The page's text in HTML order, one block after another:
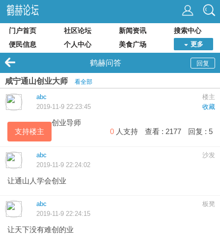
门户首页 社区论坛 新闻资讯
搜索中心
便民信息
个人中心 美食广场 更多
回复
鹤赫问答
咸宁通山创业大师 看全部
楼主
abc
收藏
2019-11-9 22:23:45
创业导师
支持楼主
0 人支持 查看 : 2177 回复 : 5
沙发
abc
2019-11-9 22:24:02
让通山人学会创业
板凳
abc
2019-11-9 22:24:15
让天下没有难创的业